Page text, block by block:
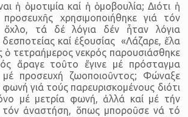
ἡ ὁμοτιμία καί ἡ ὁμοβουλία; Διότι ἡ
χρησιμοποιήθηκε γιά τόν
ὄχλο, τά δέ λόγια δέν ἦταν λόγια
καί ἐξουσίας «Λάζαρε, ἔλα
ὁ τετραήμερος νεκρός παρουσιάσθηκε
ἄραγε τοῦτο ἔγινε μέ πρόσταγμα
προσευχή ζωοποιοῦντος; Φώναξε
φωνή γιά τούς παρευρισκομένους διότι
μέ μετρία φωνή, ἀλλά καί μέ τήν
ἀναστήση, ὅπως μποροῦσε νά τό